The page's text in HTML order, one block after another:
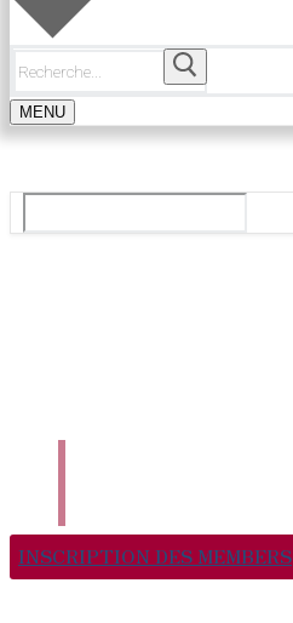
Rechercher
MENU
:
INSCRIPTION DES MEMBERS